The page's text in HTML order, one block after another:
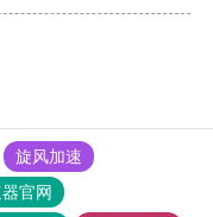
旋风加速
官网